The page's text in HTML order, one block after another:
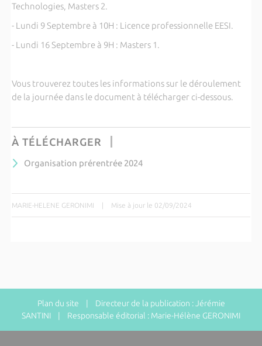
Technologies, Masters 2.
- Lundi 9 Septembre à 10H : Licence professionnelle EESI.
- Lundi 16 Septembre à 9H : Masters 1.
Vous trouverez toutes les informations sur le déroulement
de la journée dans le document à télécharger ci-dessous.
À TÉLÉCHARGER
Organisation prérentrée 2024
MARIE-HELENE GERONIMI Mise à jour le 02/09/2024
Plan du site | Directeur de la publication : Jérémie
SANTINI | Responsable éditorial : Marie-Hélène GERONIMI